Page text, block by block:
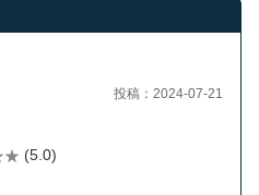
投稿：2024-07-21
(5.0)